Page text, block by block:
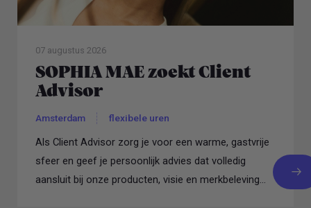
07 augustus 2026
SOPHIA MAE zoekt Client
Advisor
Amsterdam flexibele uren
Als Client Advisor zorg je voor een warme, gastvrije
sfeer en geef je persoonlijk advies dat volledig
aansluit bij onze producten, visie en merkbeleving...